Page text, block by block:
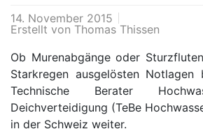
14. November 2015
Erstellt von Thomas Thissen
Ob Murenabgänge oder
Starkregen ausgelösten
Technische Berater
Deichverteidigung (TeBe
in der Schweiz weiter.